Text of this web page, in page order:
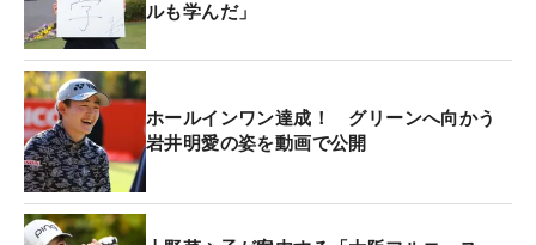
ルも学んだ」
ホールインワン達成！ グリーンへ向かう
岩井明愛の姿を動画で公開